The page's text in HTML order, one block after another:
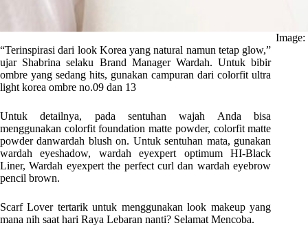
Image:
“Terinspirasi dari look Korea yang natural namun tetap glow,”
ujar Shabrina selaku Brand Manager Wardah. Untuk bibir
ombre yang sedang hits, gunakan campuran dari colorfit ultra
light korea ombre no.09 dan 13
Untuk detailnya, pada sentuhan wajah Anda bisa
menggunakan colorfit foundation matte powder, colorfit matte
powder danwardah blush on. Untuk sentuhan mata, gunakan
wardah eyeshadow, wardah eyexpert optimum HI-Black
Liner, Wardah eyexpert the perfect curl dan wardah eyebrow
pencil brown.
Scarf Lover tertarik untuk menggunakan look makeup yang
mana nih saat hari Raya Lebaran nanti? Selamat Mencoba.